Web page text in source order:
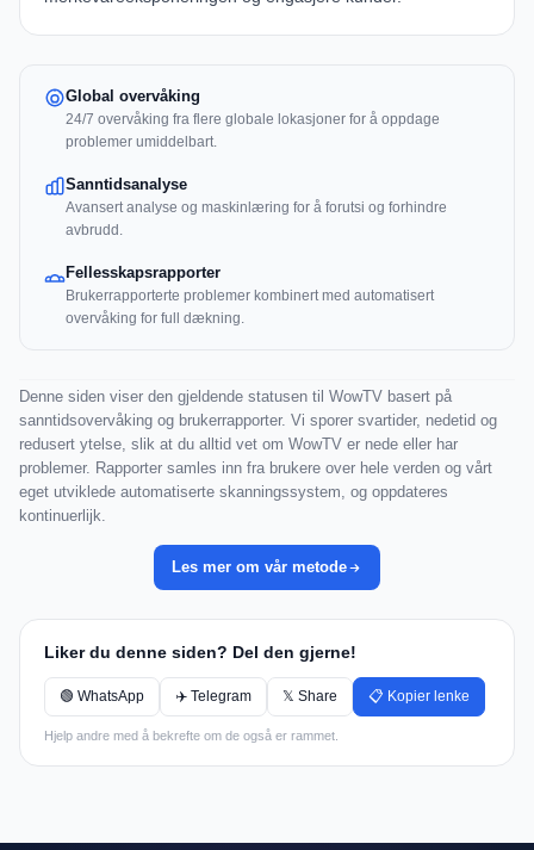
Global overvåking
24/7 overvåking fra flere globale lokasjoner for å oppdage
problemer umiddelbart.
Sanntidsanalyse
Avansert analyse og maskinlæring for å forutsi og forhindre
avbrudd.
Fellesskapsrapporter
Brukerrapporterte problemer kombinert med automatisert
overvåking for full dækning.
Denne siden viser den gjeldende statusen til WowTV basert på
sanntidsovervåking og brukerrapporter. Vi sporer svartider, nedetid og
redusert ytelse, slik at du alltid vet om WowTV er nede eller har
problemer. Rapporter samles inn fra brukere over hele verden og vårt
eget utviklede automatiserte skanningssystem, og oppdateres
kontinuerlijk.
Les mer om vår metode
Liker du denne siden? Del den gjerne!
🟢 WhatsApp ✈️ Telegram 𝕏 Share 📋 Kopier lenke
Hjelp andre med å bekrefte om de også er rammet.